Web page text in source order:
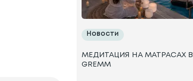
Новости
МЕДИТАЦИЯ НА МАТРАСАХ В
GREMM